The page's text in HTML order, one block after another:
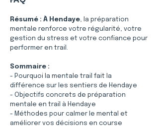
Résumé : À Hendaye, la préparation
mentale renforce votre régularité, votre
gestion du stress et votre confiance pour
performer en trail.
Sommaire :
- Pourquoi la mentale trail fait la
différence sur les sentiers de Hendaye
- Objectifs concrets de préparation
mentale en trail à Hendaye
- Méthodes pour calmer le mental et
améliorer vos décisions en course